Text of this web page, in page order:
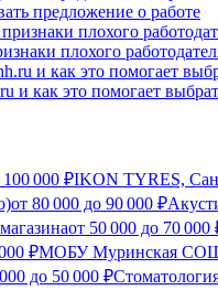
предложение о работе
плохого
и как это помогает
100 000 ₽IKON TYRES,
от 80 000 до 90 000 ₽
от 50 000 до 70 000
₽МОБУ Муринская
до 50 000 ₽